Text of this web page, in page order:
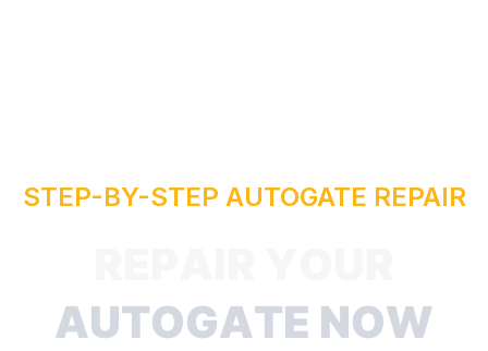
STEP-BY-STEP AUTOGATE REPAIR
R
AUTOGATE NOW